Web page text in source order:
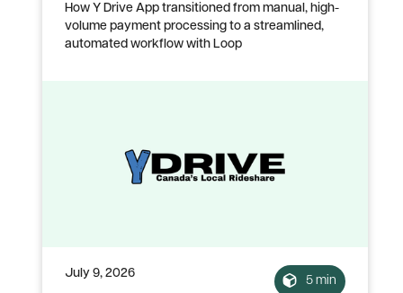
How Y Drive App transitioned from manual, high-
volume payment processing to a streamlined,
automated workflow with Loop
July 9, 2026
5 min